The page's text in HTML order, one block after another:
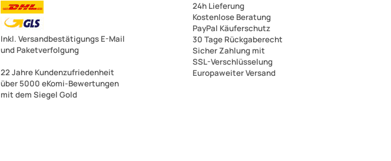
Inkl. Versandbestätigungs E-Mail
und Paketverfolgung
22 Jahre Kundenzufriedenheit
über 5000 eKomi-Bewertungen
mit dem Siegel Gold
24h Lieferung
Kostenlose Beratung
PayPal Käuferschutz
30 Tage Rückgaberecht
Sicher Zahlung mit
SSL-Verschlüsselung
Europaweiter Versand